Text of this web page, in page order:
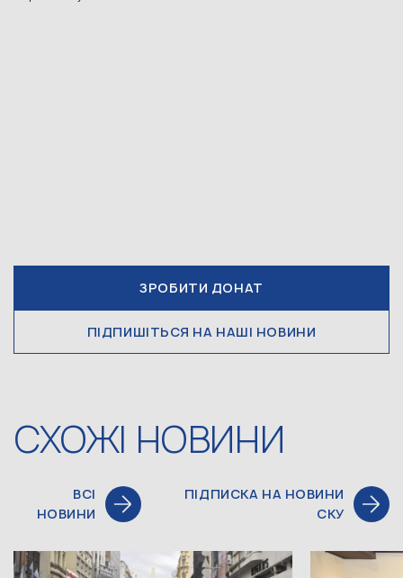
ЗРОБИТИ ДОНАТ
ПІДПИШІТЬСЯ НА НАШІ НОВИНИ
СХОЖІ НОВИНИ
ВСІ
НОВИНИ
ПІДПИСКА НА НОВИНИ
СКУ